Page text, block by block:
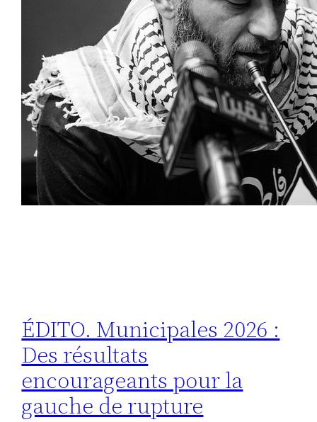
ÉDITO. Municipales 2026 :
Des résultats
encourageants pour la
gauche de rupture